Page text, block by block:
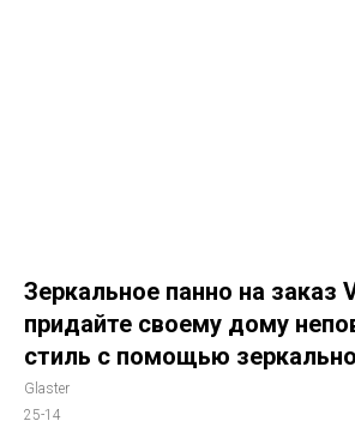
Зеркальное панно на заказ
придайте своему дому
стиль с помощью
Glaster
25-14